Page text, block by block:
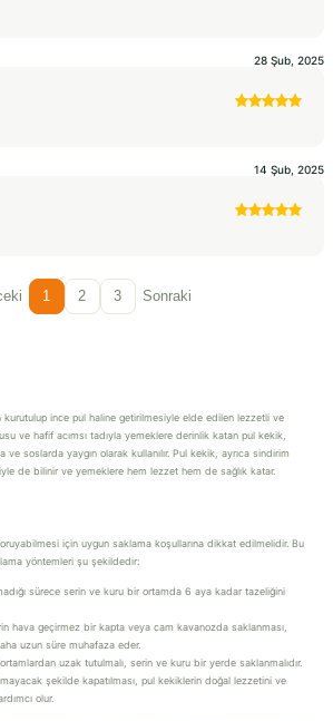
28 Şub, 2025
14 Şub, 2025
1 2 3 Sonraki
kurutulup ince pul haline getirilmesiyle elde edilen lezzetli ve
ve hafif acımsı tadıyla yemeklere derinlik katan pul kekik,
soslarda yaygın olarak kullanılır. Pul kekik, ayrıca sindirim
de bilinir ve yemeklere hem lezzet hem de sağlık katar.
için uygun saklama koşullarına dikkat edilmelidir. Bu
yöntemleri şu şekildedir:
sürece serin ve kuru bir ortamda 6 aya kadar tazeliğini
hava geçirmez bir kapta veya cam kavanozda saklanması,
uzun süre muhafaza eder.
uzak tutulmalı, serin ve kuru bir yerde saklanmalıdır.
şekilde kapatılması, pul kekiklerin doğal lezzetini ve
olur.